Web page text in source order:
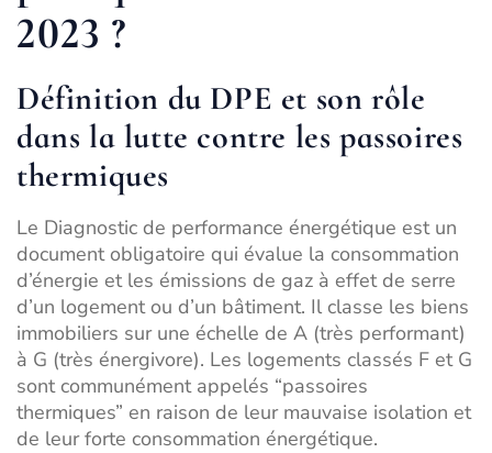
2023 ?
Définition du DPE et son rôle
dans la lutte contre les passoires
thermiques
Le Diagnostic de performance énergétique est un
document obligatoire qui évalue la consommation
d’énergie et les émissions de gaz à effet de serre
d’un logement ou d’un bâtiment. Il classe les biens
immobiliers sur une échelle de A (très performant)
à G (très énergivore). Les logements classés F et G
sont communément appelés “passoires
thermiques” en raison de leur mauvaise isolation et
de leur forte consommation énergétique.